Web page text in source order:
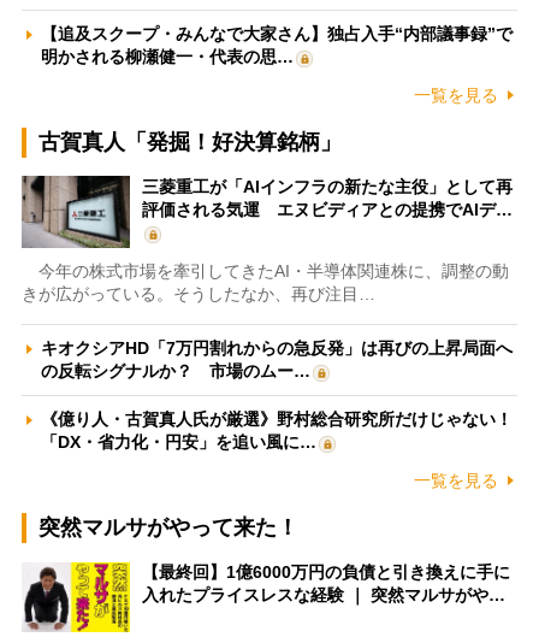
【追及スクープ・みんなで大家さん】独占入手“内部議事録”で
明かされる柳瀬健一・代表の思…
一覧を見る
古賀真人「発掘！好決算銘柄」
三菱重工が「AIインフラの新たな主役」として再
評価される気運 エヌビディアとの提携でAIデ…
今年の株式市場を牽引してきたAI・半導体関連株に、調整の動
きが広がっている。そうしたなか、再び注目…
キオクシアHD「7万円割れからの急反発」は再びの上昇局面へ
の反転シグナルか？ 市場のムー…
《億り人・古賀真人氏が厳選》野村総合研究所だけじゃない！
「DX・省力化・円安」を追い風に…
一覧を見る
突然マルサがやって来た！
【最終回】1億6000万円の負債と引き換えに手に
入れたプライスレスな経験 ｜ 突然マルサがや…